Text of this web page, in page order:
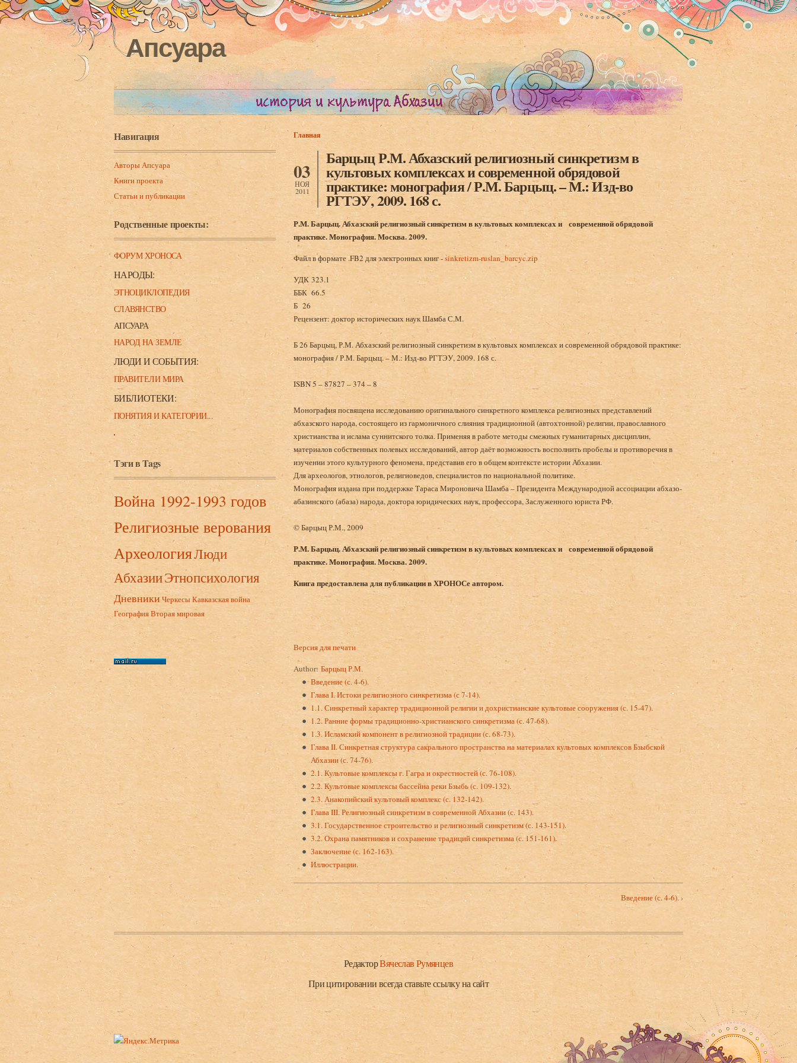
Апсуара
Навигация
Авторы Апсуара
Книги проекта
Статьи и публикации
Родственные проекты:
ФОРУМ ХРОНОСА
НАРОДЫ:
ЭТНОЦИКЛОПЕДИЯ
СЛАВЯНСТВО
АПСУАРА
НАРОД НА ЗЕМЛЕ
ЛЮДИ И СОБЫТИЯ:
ПРАВИТЕЛИ МИРА
БИБЛИОТЕКИ:
ПОНЯТИЯ И КАТЕГОРИИ...
Тэги в Tags
Война 1992-1993 годов
Религиозные верования
АрхеологияЛюди
АбхазииЭтнопсихология
Дневники ЧеркесыКавказская война
ГеографияВторая мировая
Вы здесь
Главная
03
НОЯ
2011
Барцыц Р.М. Абхазский религиозный синкретизм в
культовых комплексах и современной обрядовой
практике: монография / Р.М. Барцыц. – М.: Изд-во
РГТЭУ, 2009. 168 с.
Р.М. Барцыц. Абхазский религиозный синкретизм в культовых комплексах и современной обрядовой
практике. Монография. Москва. 2009.
Файл в формате .FB2 для электронных книг -sinkretizm-ruslan_barcyc.zip
УДК 323.1
ББК 66.5
Б 26
Рецензент: доктор исторических наук Шамба С.М.
Б 26 Барцыц, Р.М. Абхазский религиозный синкретизм в культовых комплексах и современной обрядовой практике:
монография / Р.М. Барцыц. – М.: Изд-во РГТЭУ, 2009. 168 с.
ISBN 5 – 87827 – 374 – 8
Монография посвящена исследованию оригинального синкретного комплекса религиозных представлений
абхазского народа, состоящего из гармоничного слияния традиционной (автохтонной) религии, православного
христианства и ислама суннитского толка. Применяя в работе методы смежных гуманитарных дисциплин,
материалов собственных полевых исследований, автор даёт возможность восполнить пробелы и противоречия в
изучении этого культурного феномена, представив его в общем контексте истории Абхазии.
Для археологов, этнологов, религиоведов, специалистов по национальной политике.
Монография издана при поддержке Тараса Мироновича Шамба – Президента Международной ассоциации абхазо-
абазинского (абаза) народа, доктора юридических наук, профессора, Заслуженного юриста РФ.
© Барцыц Р.М., 2009
Р.М. Барцыц. Абхазский религиозный синкретизм в культовых комплексах и современной обрядовой
практике. Монография. Москва. 2009.
Книга предоставлена для публикации в ХРОНОСе автором.
Версия для печати
Author: Барцыц Р.М.
Введение (с. 4-6).
Глава I. Истоки религиозного синкретизма (с 7-14).
1.1. Синкретный характер традиционной религии и дохристианские культовые сооружения (с. 15-47).
1.2. Ранние формы традиционно-христианского синкретизма (с. 47-68).
1.3. Исламский компонент в религиозной традиции (с. 68-73).
Глава II. Синкретная структура сакрального пространства на материалах культовых комплексов Бзыбской
Абхазии (с. 74-76).
2.1. Культовые комплексы г. Гагра и окрестностей (с. 76-108).
2.2. Культовые комплексы бассейна реки Бзыбь (с. 109-132).
2.3. Анакопийский культовый комплекс (с. 132-142).
Глава III. Религиозный синкретизм в современной Абхазии (с. 143).
3.1. Государственное строительство и религиозный синкретизм (с. 143-151).
3.2. Охрана памятников и сохранение традиций синкретизма (с. 151-161).
Заключение (с. 162-163).
Иллюстрации.
Введение (с. 4-6). ›
Нижний колонтитул
РедакторВячеслав Румянцев
При цитировании всегда ставьте ссылку на сайт